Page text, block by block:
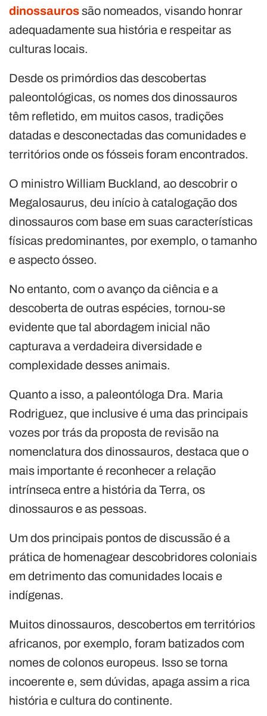
dinossaurossão nomeados, visando honrar
adequadamente sua história e respeitar as
culturas locais.
Desde os primórdios das descobertas
paleontológicas, os nomes dos dinossauros
têm refletido, em muitos casos, tradições
datadas e desconectadas das comunidades e
territórios onde os fósseis foram encontrados.
O ministro William Buckland, ao descobrir o
Megalosaurus, deu início à catalogação dos
dinossauros com base em suas características
físicas predominantes, por exemplo, o tamanho
e aspecto ósseo.
No entanto, com o avanço da ciência e a
descoberta de outras espécies, tornou-se
evidente que tal abordagem inicial não
capturava a verdadeira diversidade e
complexidade desses animais.
Quanto a isso, a paleontóloga Dra. Maria
Rodriguez, que inclusive é uma das principais
vozes por trás da proposta de revisão na
nomenclatura dos dinossauros, destaca que o
mais importante é reconhecer a relação
intrínseca entre a história da Terra, os
dinossauros e as pessoas.
Um dos principais pontos de discussão é a
prática de homenagear descobridores coloniais
em detrimento das comunidades locais e
indígenas.
Muitos dinossauros, descobertos em territórios
africanos, por exemplo, foram batizados com
nomes de colonos europeus. Isso se torna
incoerente e, sem dúvidas, apaga assim a rica
história e cultura do continente.